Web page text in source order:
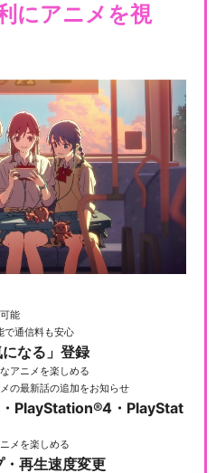
にアニメを視
能
で通信料も安心
なる」登録
アニメを楽しめる
の最新話の追加をお知らせ
PlayStation®4・PlayStat
メを楽しめる
再生速度変更